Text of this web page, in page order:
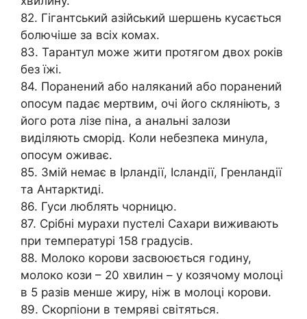
82. Гігантський азійський шершень кусається
болючіше за всіх комах.
83. Тарантул може жити протягом двох років
без їжі.
84. Поранений або наляканий або поранений
опосум падає мертвим, очі його скляніють, з
його рота лізе піна, а анальні залози
виділяють сморід. Коли небезпека минула,
опосум оживає.
85. Змій немає в Ірландії, Ісландії, Гренландії
та Антарктиді.
86. Гуси люблять чорницю.
87. Срібні мурахи пустелі Сахари виживають
при температурі 158 градусів.
88. Молоко корови засвоюється годину,
молоко кози – 20 хвилин – у козячому молоці
в 5 разів менше жиру, ніж в молоці корови.
89. Скорпіони в темряві світяться.